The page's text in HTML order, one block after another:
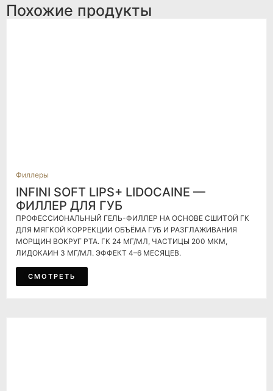
Похожие продукты
Филлеры
INFINI SOFT LIPS+ LIDOCAINE —
ФИЛЛЕР ДЛЯ ГУБ
ПРОФЕССИОНАЛЬНЫЙ ГЕЛЬ-ФИЛЛЕР НА ОСНОВЕ СШИТОЙ ГК
ДЛЯ МЯГКОЙ КОРРЕКЦИИ ОБЪЁМА ГУБ И РАЗГЛАЖИВАНИЯ
МОРЩИН ВОКРУГ РТА. ГК 24 МГ/МЛ, ЧАСТИЦЫ 200 МКМ,
ЛИДОКАИН 3 МГ/МЛ. ЭФФЕКТ 4–6 МЕСЯЦЕВ.
СМОТРЕТЬ